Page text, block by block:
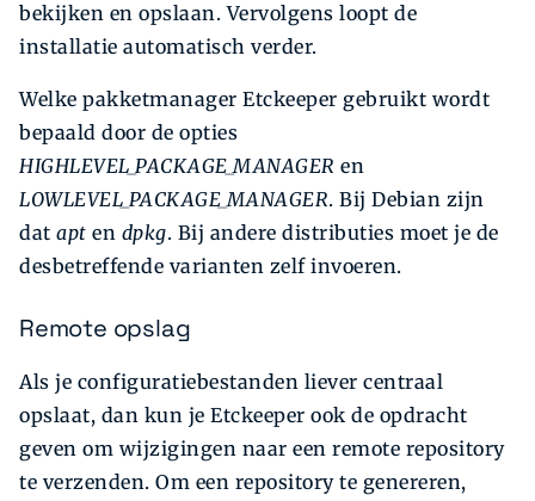
bekijken en opslaan. Vervolgens loopt de
installatie automatisch verder.
Welke pakketmanager Etckeeper gebruikt wordt
bepaald door de opties
HIGHLEVEL_PACKAGE_MANAGER en
LOWLEVEL_PACKAGE_MANAGER. Bij Debian zijn
dat apt en dpkg. Bij andere distributies moet je de
desbetreffende varianten zelf invoeren.
Remote opslag
Als je configuratiebestanden liever centraal
opslaat, dan kun je Etckeeper ook de opdracht
geven om wijzigingen naar een remote repository
te verzenden. Om een repository te genereren,